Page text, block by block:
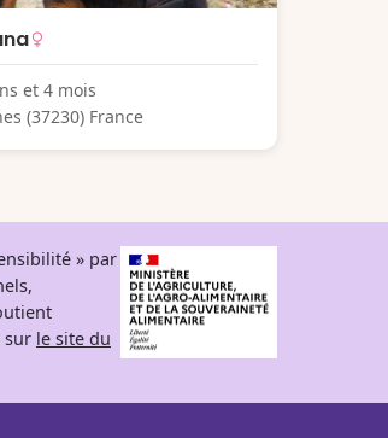
et 4 mois
(37230) France
» par
sur le site du